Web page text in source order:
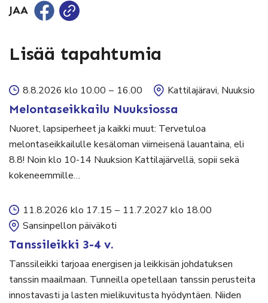
JAA
Lisää tapahtumia
8.8.2026 klo 10.00 – 16.00 Kattilajäravi, Nuuksio
Melontaseikkailu Nuuksiossa
Nuoret, lapsiperheet ja kaikki muut: Tervetuloa
melontaseikkailulle kesäloman viimeisenä lauantaina, eli
8.8! Noin klo 10-14 Nuuksion Kattilajärvellä, sopii sekä
kokeneemmille…
11.8.2026 klo 17.15 – 11.7.2027 klo 18.00
Sansinpellon päiväkoti
Tanssileikki 3-4 v.
Tanssileikki tarjoaa energisen ja leikkisän johdatuksen
tanssin maailmaan. Tunneilla opetellaan tanssin perusteita
innostavasti ja lasten mielikuvitusta hyödyntäen. Niiden